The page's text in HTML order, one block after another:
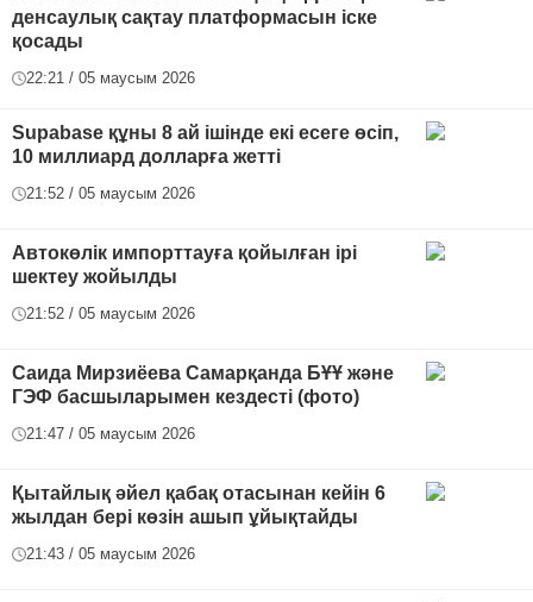
денсаулық сақтау платформасын іске
қосады
22:21 / 05 маусым 2026
Supabase құны 8 ай ішінде екі есеге өсіп,
10 миллиард долларға жетті
21:52 / 05 маусым 2026
Автокөлік импорттауға қойылған ірі
шектеу жойылды
21:52 / 05 маусым 2026
Саида Мирзиёева Самарқанда БҰҰ және
ГЭФ басшыларымен кездесті (фото)
21:47 / 05 маусым 2026
Қытайлық әйел қабақ отасынан кейін 6
жылдан бері көзін ашып ұйықтайды
21:43 / 05 маусым 2026